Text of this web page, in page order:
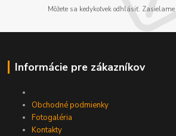
Môžete sa kedykoľvek odhlásiť.
Informácie pre zákazníkov
Obchodné podmienky
Fotogaléria
Kontakty